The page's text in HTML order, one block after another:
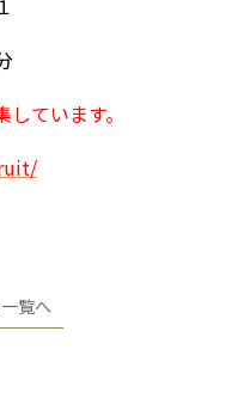
ています。
覧へ